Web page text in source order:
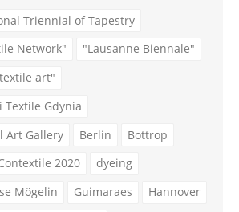
Triennial of Tapestry
Network"
"Lausanne Biennale"
art"
Gdynia
Art Gallery
Berlin
Bottrop
2020
dyeing
Mögelin Guimaraes
Hannover